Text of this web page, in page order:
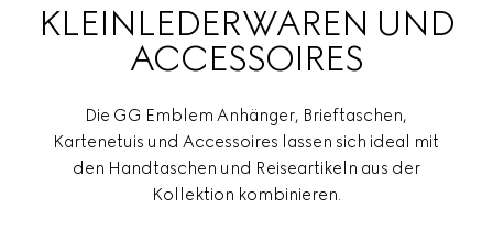
KLEINLEDERWAREN UND
ACCESSOIRES
Die GG Emblem Anhänger, Brieftaschen,
Kartenetuis und Accessoires lassen sich ideal mit
den Handtaschen und Reiseartikeln aus der
Kollektion kombinieren.